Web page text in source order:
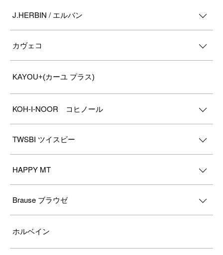
J.HERBIN / エルバン
カヴェコ
KAYOU+(カーユ プラス)
KOH-I-NOOR コヒノール
TWSBI ツイスビー
HAPPY MT
Brause ブラウゼ
ホルベイン